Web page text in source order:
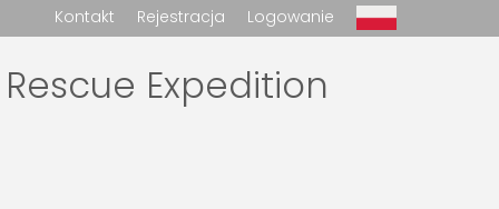
Logowanie
Rejestracja
Kontakt
Expedition